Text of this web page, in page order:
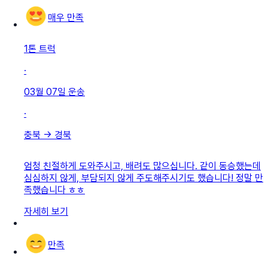
매우 만족
1톤 트럭
·
03월 07일 운송
·
충북 → 경북
엄청 친절하게 도와주시고, 배려도 많으십니다. 같이 동승했는데
심심하지 않게, 부담되지 않게 주도해주시기도 했습니다! 정말 만
족했습니다 ㅎㅎ
자세히 보기
만족